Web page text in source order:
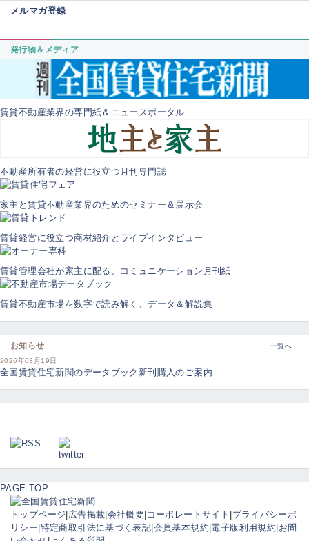
メルマガ登録
発行物＆メディア
賃貸不動産業界の専門紙＆ニュースポータル
不動産所有者の経営に役立つ月刊専門誌
家主と賃貸不動産業界のためのセミナー＆展示会
賃貸経営に役立つ商材紹介とライブインタビュー
賃貸管理会社が家主に配る、コミュニケーション月刊紙
賃貸不動産市場を数字で読み解く、データ＆解説集
お知らせ
一覧へ
2026年03月19日
全国賃貸住宅新聞のデータブック新刊購入のご案内
PAGE TOP
トップページ 広告掲載 会社概要 コーポレートサイト プライバシーポ
リシー 特定商取引法に基づく表記 会員基本規約 電子版利用規約 お問